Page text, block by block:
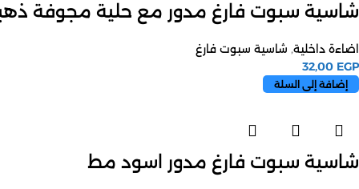
شاسية سبوت فارغ مدور مع حلية مجوفة
اضاءة داخلية, شاسية سبوت فارغ
32,00 EGP
إضافة إلى السلة
شاسية سبوت فارغ مدور اسود مط